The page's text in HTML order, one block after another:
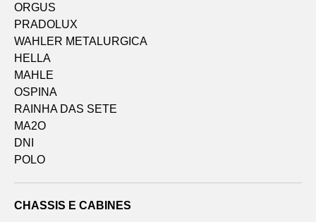
ORGUS
PRADOLUX
WAHLER METALURGICA
HELLA
MAHLE
OSPINA
RAINHA DAS SETE
MA2O
DNI
POLO
CHASSIS E CABINES